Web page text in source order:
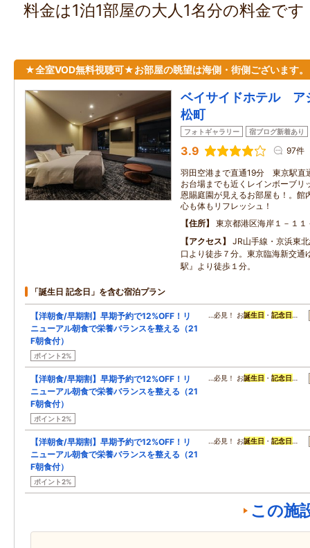
料金は1泊1部屋の大人1名分の料金で
★全室VOD無料視聴可★お部屋の眺望は海側・街側ございます。
ベイサイドホテル ア
松町
フォトギャラリー 宿ブログ新着あり
3.9 97件
羽田空港まで直通19分 東京駅
お台場までも近くレインボーブリ
恩賜庭園が見えるお部屋も！。館
心も体もリフレッシュ！
住所
東京都港区海岸１－１１
アクセス
JR山手線・京浜東
口より徒歩７分。東京臨海新交通
駅』より徒歩１分。
「誕生日 記念日」を含む宿泊プラン
【洋朝食/早期割】早期予約で12%OFF！リ
ニューアル朝食で栄養バランスを整える（21
F朝食付）
ポイント2%
…必見！ お誕生日 ・記念日 …
【洋朝食/早期割】早期予約で12%OFF！リ
ニューアル朝食で栄養バランスを整える（21
F朝食付）
ポイント2%
…必見！ お誕生日 ・記念日 …
【洋朝食/早期割】早期予約で12%OFF！リ
ニューアル朝食で栄養バランスを整える（21
F朝食付）
ポイント2%
…必見！ お誕生日 ・記念日 …
この施